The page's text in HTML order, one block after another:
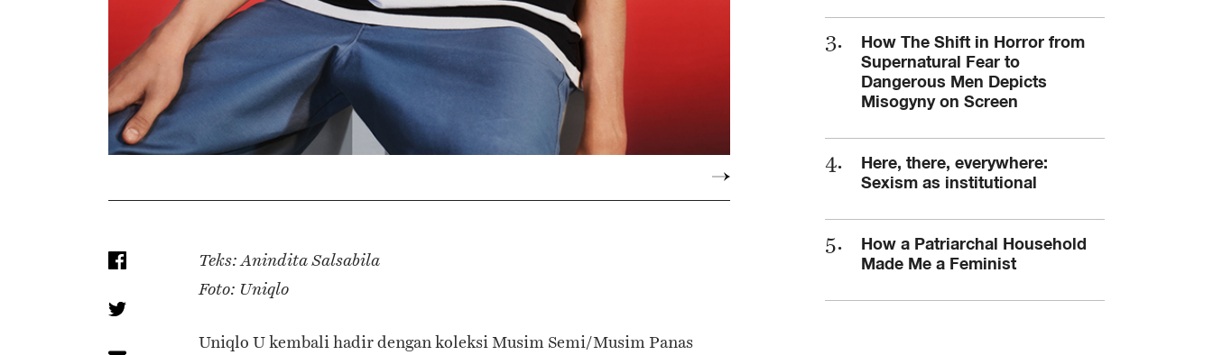
Teks: Anindita Salsabila
Foto: Uniqlo
Uniqlo U kembali hadir dengan koleksi Musim Semi/Musim Panas
How The Shift in Horror from
Supernatural Fear to
Dangerous Men Depicts
Misogyny on Screen
Here, there, everywhere:
Sexism as institutional
How a Patriarchal Household
Made Me a Feminist